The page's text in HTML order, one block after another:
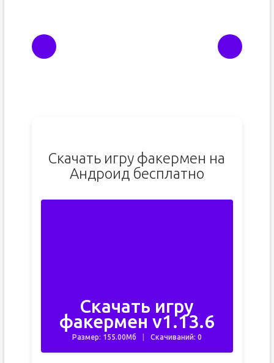
Скачать игру факермен на
Андроид бесплатно
Скачать игру
факермен v1.13.6
Размер: 155.00Мб Скачиваний: 0